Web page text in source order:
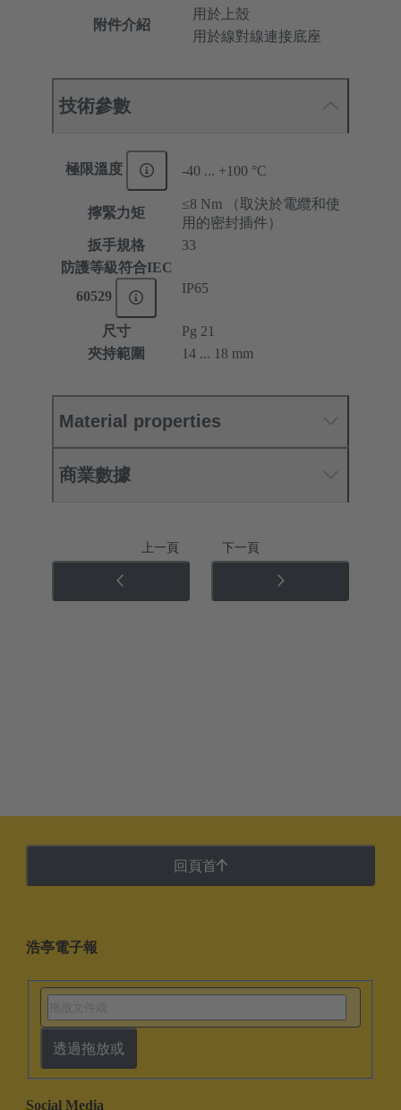
附件介紹
用於上殼
用於線對線連接底座
技術參數
極限溫度 -40 ... +100 °C
擰緊力矩
≤8 Nm （取決於電纜和使
用的密封插件）
扳手規格
33
防護等級符合IEC
60529
IP65
尺寸
Pg 21
夾持範圍
14 ... 18 mm
Material properties
商業數據
上一頁 下一頁
回頁首
浩亭電子報
透過拖放或
Social Media